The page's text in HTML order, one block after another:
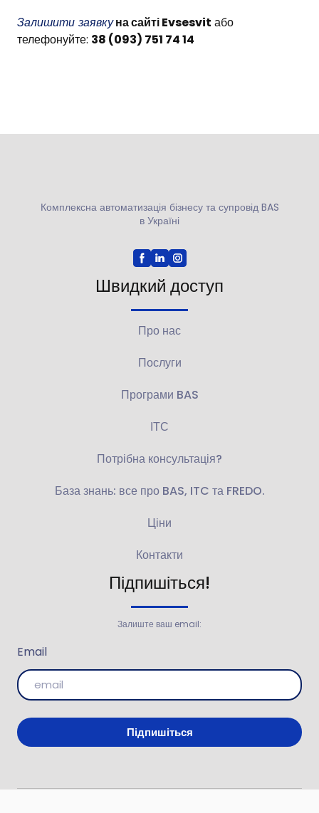
Залишити заявкуна сайті Evsesvit або
телефонуйте: 38 (093) 751 74 14
Комплексна автоматизація бізнесу та супровід BAS
в Україні
Швидкий доступ
Про нас
Послуги
Програми BAS
ІТС
Потрібна консультація?
База знань: все про BAS, ITC та FREDO.
Ціни
Контакти
Підпишіться!
Залиште ваш email:
Email
Підпишіться